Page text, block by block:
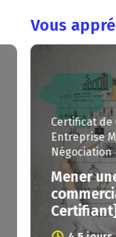
Vous
en
| Relation
négociation
[Parcours